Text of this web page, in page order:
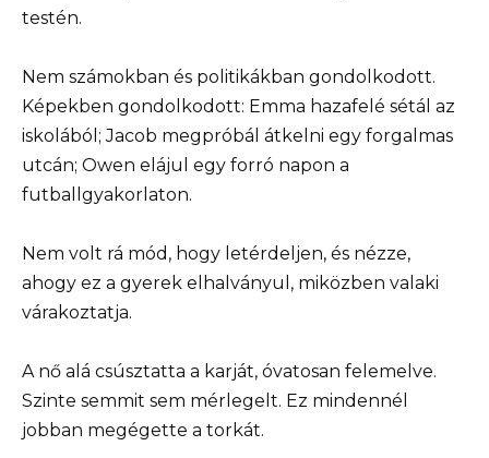
testén.
Nem számokban és politikákban gondolkodott.
Képekben gondolkodott: Emma hazafelé sétál az
iskolából; Jacob megpróbál átkelni egy forgalmas
utcán; Owen elájul egy forró napon a
futballgyakorlaton.
Nem volt rá mód, hogy letérdeljen, és nézze,
ahogy ez a gyerek elhalványul, miközben valaki
várakoztatja.
A nő alá csúsztatta a karját, óvatosan felemelve.
Szinte semmit sem mérlegelt. Ez mindennél
jobban megégette a torkát.